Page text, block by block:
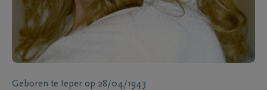
Geboren te Ieper op 28/04/1943